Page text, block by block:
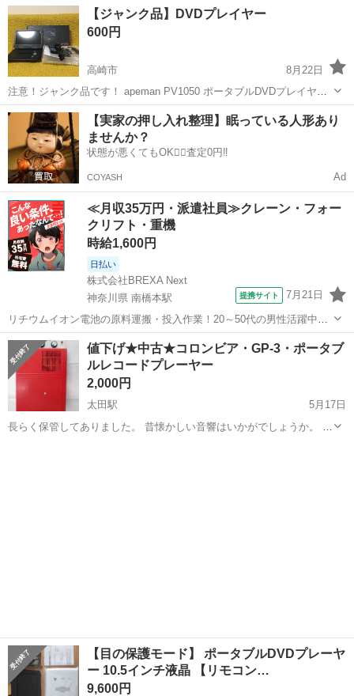
クティベーションロック解除済 WiFi接続確...
群馬 前橋市 ポータブルプレーヤー iPod touch
【ジャンク品】DVDプレイヤー
600円
高崎市
8月22日
注意！ジャンク品です！ apeman PV1050 ポータブルDVDプレイヤー
10.5インチ 付属品は全て揃っております。商品詳細は【apeman
PV1050】で検索してみてください！ ほぼ再生できません。電源オン
オフ...
群馬 高崎市 ポータブルプレーヤー プレイヤー
【実家の押し入れ整理】眠っている人形あり
ませんか？
状態が悪くてもOK🙆‍♀️査定0円‼️
COYASH Ad
≪月収35万円・派遣社員≫クレーン・フォー
クリフト・重機
時給1,600円
日払い
株式会社BREXA Next
神奈川県 南橋本駅
提携サイト 7月21日
リチウムイオン電池の原料運搬・投入作業！20～50代の男性活躍中★
ワンルーム寮完備！赴任旅費会社負担！年間休日130日★フォークリフ
ト免許お持ちの方、活躍中！就業先食堂利用可★《神奈川県相模原
市》 人気の工場のお仕事 ◇電...
神奈川 相模原市 南橋本駅 その他
値下げ★中古★コロンビア・GP-3・ポータブ
ルレコードプレーヤー
2,000円
太田駅
5月17日
長らく保管してありました。 昔懐かしい音響はいかがでしょうか。 コ
【目の保護モード】 ポータブルDVDプレーヤ
ー 10.5インチ液晶 【リモコン…
9,600円